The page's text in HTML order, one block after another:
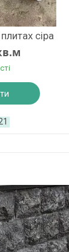
сіра